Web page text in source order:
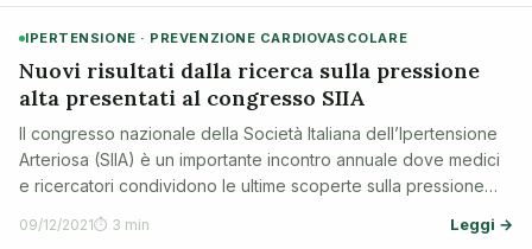
IPERTENSIONE · PREVENZIONE CARDIOVASCOLARE
Nuovi risultati dalla ricerca sulla pressione
alta presentati al congresso SIIA
Il congresso nazionale della Società Italiana dell’Ipertensione
Arteriosa (SIIA) è un importante incontro annuale dove medici
e ricercatori condividono le ultime scoperte sulla pressione
alta e la prevenzione delle malattie cardiache. Anche nel 2021,
nonostant…
09/12/2021⏱ 3 min Leggi →